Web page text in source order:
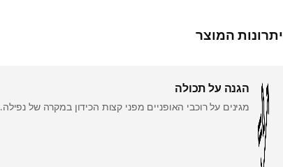
יתרונות המוצר
הגנה על תכולה
מגינים על רוכבי האופניים מפני קצות הכידון במקרה של נפילה.